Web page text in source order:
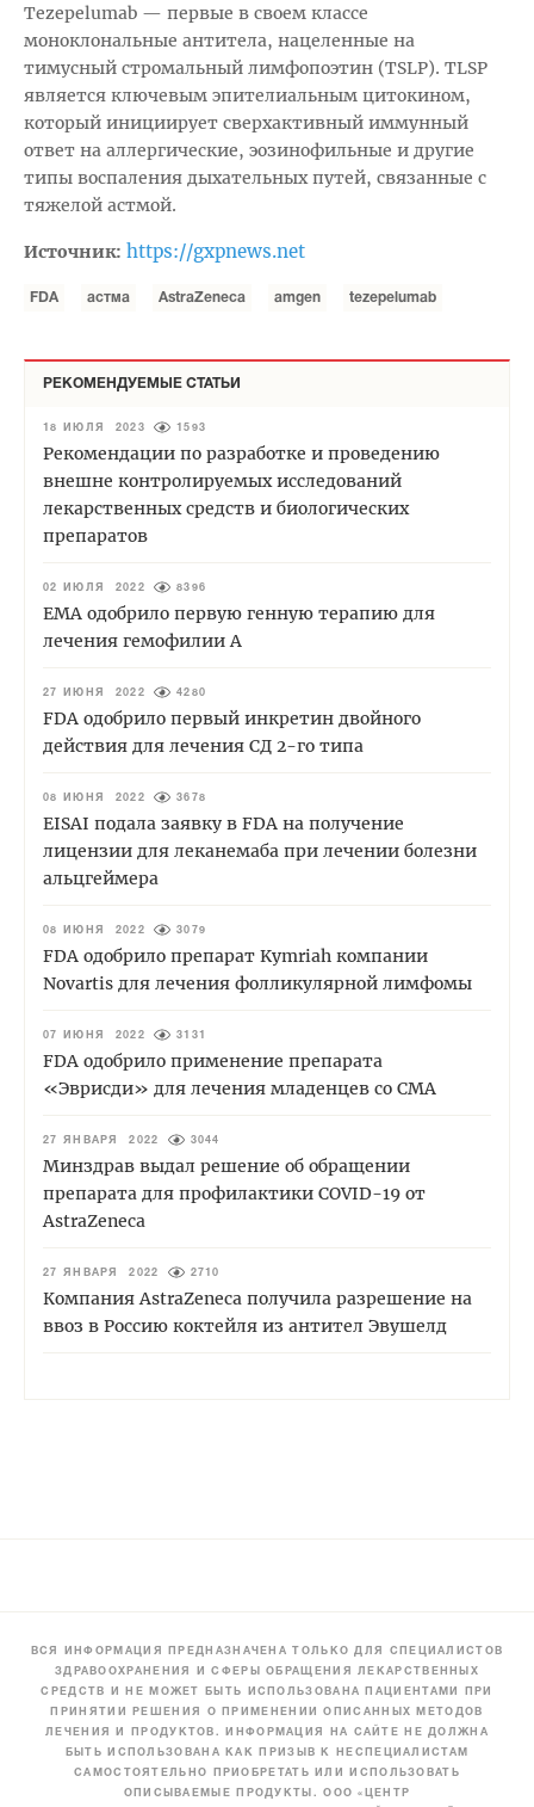
Tezepelumab — первые в своем классе
моноклональные антитела, нацеленные на
тимусный стромальный лимфопоэтин (TSLP). TLSP
является ключевым эпителиальным цитокином,
который инициирует сверхактивный иммунный
ответ на аллергические, эозинофильные и другие
типы воспаления дыхательных путей, связанные с
тяжелой астмой.
Источник: https://gxpnews.net
FDA астма AstraZeneca amgen tezepelumab
РЕКОМЕНДУЕМЫЕ СТАТЬИ
18 ИЮЛЯ 2023 1593
Рекомендации по разработке и проведению
внешне контролируемых исследований
лекарственных средств и биологических
препаратов
02 ИЮЛЯ 2022 8396
EMA одобрило первую генную терапию для
лечения гемофилии А
27 ИЮНЯ 2022 4280
FDA одобрило первый инкретин двойного
действия для лечения СД 2-го типа
08 ИЮНЯ 2022 3678
EISAI подала заявку в FDA на получение
лицензии для леканемаба при лечении болезни
альцгеймера
08 ИЮНЯ 2022 3079
FDA одобрило препарат Kymriah компании
Novartis для лечения фолликулярной лимфомы
07 ИЮНЯ 2022 3131
FDA одобрило применение препарата
«Эврисди» для лечения младенцев со СМА
27 ЯНВАРЯ 2022 3044
Минздрав выдал решение об обращении
препарата для профилактики COVID-19 от
AstraZeneca
27 ЯНВАРЯ 2022 2710
Компания AstraZeneca получила разрешение на
ввоз в Россию коктейля из антител Эвушелд
ВСЯ ИНФОРМАЦИЯ ПРЕДНАЗНАЧЕНА ТОЛЬКО ДЛЯ СПЕЦИАЛИСТОВ
ЗДРАВООХРАНЕНИЯ И СФЕРЫ ОБРАЩЕНИЯ ЛЕКАРСТВЕННЫХ
СРЕДСТВ И НЕ МОЖЕТ БЫТЬ ИСПОЛЬЗОВАНА ПАЦИЕНТАМИ ПРИ
ПРИНЯТИИ РЕШЕНИЯ О ПРИМЕНЕНИИ ОПИСАННЫХ МЕТОДОВ
ЛЕЧЕНИЯ И ПРОДУКТОВ. ИНФОРМАЦИЯ НА САЙТЕ НЕ ДОЛЖНА
БЫТЬ ИСПОЛЬЗОВАНА КАК ПРИЗЫВ К НЕСПЕЦИАЛИСТАМ
САМОСТОЯТЕЛЬНО ПРИОБРЕТАТЬ ИЛИ ИСПОЛЬЗОВАТЬ
ОПИСЫВАЕМЫЕ ПРОДУКТЫ. ООО «ЦЕНТР